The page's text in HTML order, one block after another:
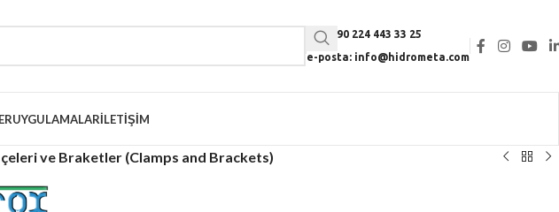
Tel: +90 224 443 33 25
e-posta: info@hidrometa.com
UYGULAMALARİLETIŞIM
ve Braketler (Clamps and Brackets)